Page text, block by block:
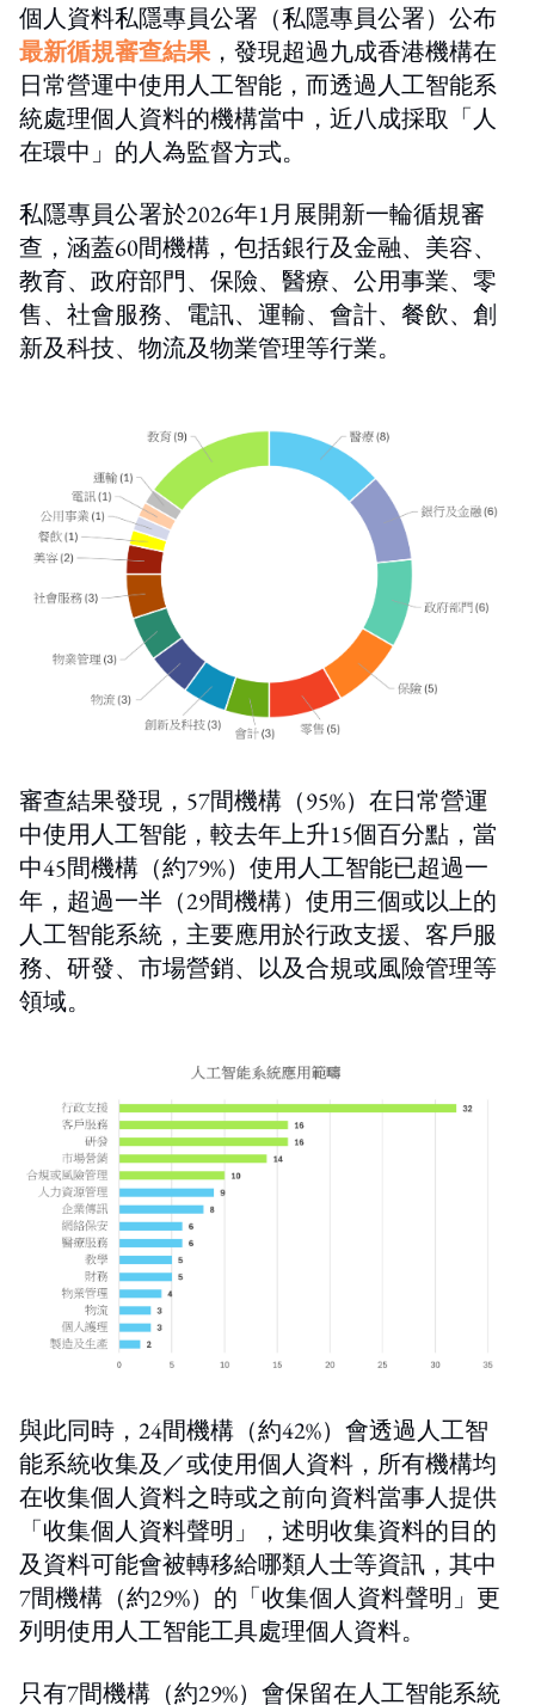
個人資料私隱專員公署（私隱專員公署）公布
最新循規審查結果，發現超過九成香港機構在
日常營運中使用人工智能，而透過人工智能系
統處理個人資料的機構當中，近八成採取「人
在環中」的人為監督方式。
私隱專員公署於2026年1月展開新一輪循規審
查，涵蓋60間機構，包括銀行及金融、美容、
教育、政府部門、保險、醫療、公用事業、零
售、社會服務、電訊、運輸、會計、餐飲、創
新及科技、物流及物業管理等行業。
審查結果發現，57間機構（95%）在日常營運
中使用人工智能，較去年上升15個百分點，當
中45間機構（約79%）使用人工智能已超過一
年，超過一半（29間機構）使用三個或以上的
人工智能系統，主要應用於行政支援、客戶服
務、研發、市場營銷、以及合規或風險管理等
領域。
與此同時，24間機構（約42%）會透過人工智
能系統收集及／或使用個人資料，所有機構均
在收集個人資料之時或之前向資料當事人提供
「收集個人資料聲明」，述明收集資料的目的
及資料可能會被轉移給哪類人士等資訊，其中
7間機構（約29%）的「收集個人資料聲明」更
列明使用人工智能工具處理個人資料。
只有7間機構（約29%）會保留在人工智能系統